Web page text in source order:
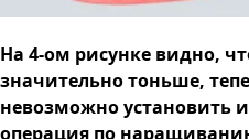
На 4-ом рисунке видно,
значительно тоньше,
невозможно установить
операция по